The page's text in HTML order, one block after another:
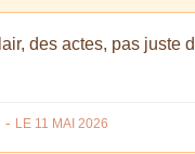
des actes, pas juste
- LE 11 MAI 2026